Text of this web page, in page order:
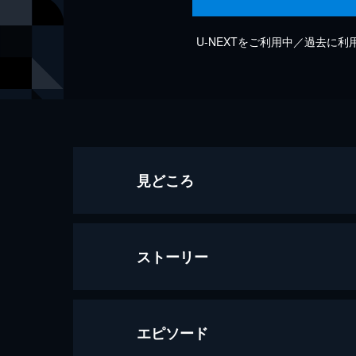
U-NEXTをご利用中／過去に利
見どころ
ストーリー
エピソード